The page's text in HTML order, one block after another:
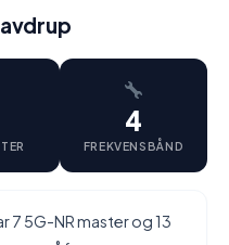
4
FREKVENSBÅND
7 5G-NR master og 13